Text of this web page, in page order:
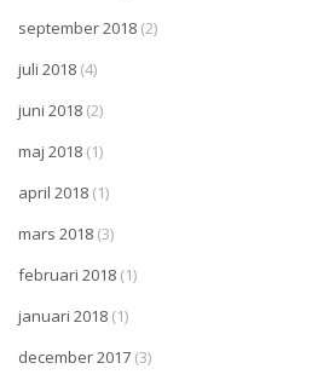
september 2018 (2)
juli 2018 (4)
juni 2018 (2)
maj 2018 (1)
april 2018 (1)
mars 2018 (3)
februari 2018 (1)
januari 2018 (1)
december 2017 (3)